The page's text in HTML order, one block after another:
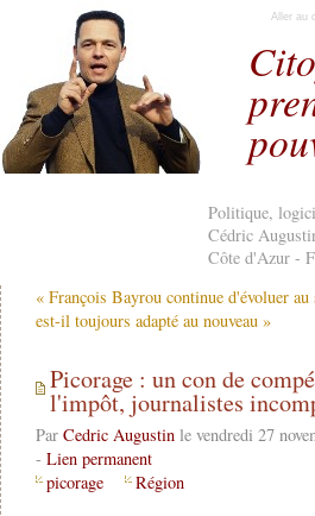
Politique,
Cédric
Côte d'Azur -
Aller au
« François Bayrou continue d'évoluer au
est-il toujours adapté au nouveau »
Picorage : un con de
l'impôt, journalistes
Par Cedric Augustinle vendredi 27
- Lien permanent
picorage
Région